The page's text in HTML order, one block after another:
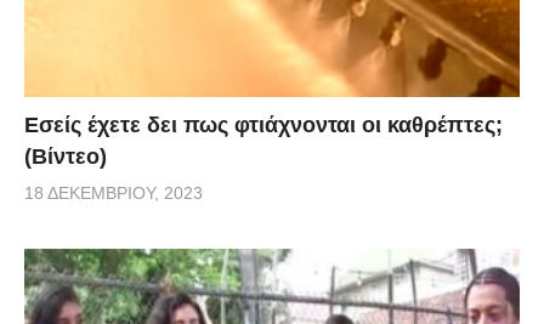
Εσείς έχετε δει πως φτιάχνονται οι καθρέπτες;
(Βίντεο)
18 ΔΕΚΕΜΒΡΊΟΥ, 2023